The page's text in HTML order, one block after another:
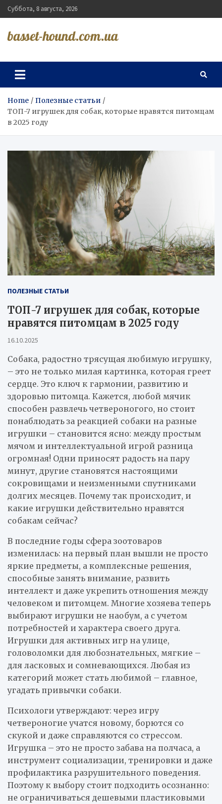
Skip
to
Суббота, 8 августа, 2026
basset-hound.com.ua
Home
Полезные статьи
ТОП-7 игрушек для собак, которые нравятся питомцам
в 2025 году
ПОЛЕЗНЫЕ СТАТЬИ
ТОП-7 игрушек для собак, которые
нравятся питомцам в 2025 году
16.10.2025
Собака, радостно трясущая любимую игрушку,
– это не только милая картинка, которая греет
сердце. Это ключ к гармонии, развитию и
здоровью питомца. Кажется, любой мячик
способен развлечь четвероногого, но стоит
понаблюдать за реакцией собаки на разные
игрушки – становится ясно: между простым
мячом и интеллектуальной игрой разница
огромная! Одни приносят радость на пару
минут, другие становятся настоящими
сокровищами и неизменными спутниками
долгих месяцев. Почему так происходит, и
какие игрушки действительно нравятся
собакам сейчас?
В последние годы сфера зоотоваров
изменилась: на первый план вышли не просто
яркие предметы, а комплексные решения,
способные занять внимание, развить
интеллект и даже укрепить отношения между
человеком и питомцем. Многие хозяева теперь
выбирают игрушки не наобум, а с учетом
потребностей и характера своего друга.
Игрушки для активных игр на улице,
головоломки для любознательных, мягкие –
для ласковых и сомневающихся. Любая из
категорий может стать любимой – главное,
угадать привычки собаки.
Психологи утверждают: через игру
четвероногие учатся новому, борются со
скукой и даже справляются со стрессом.
Игрушка – это не просто забава на полчаса, а
инструмент социализации, тренировки и даже
профилактика разрушительного поведения.
Поэтому к выбору стоит подходить осознанно:
не ограничиваться дешевыми пластиковыми